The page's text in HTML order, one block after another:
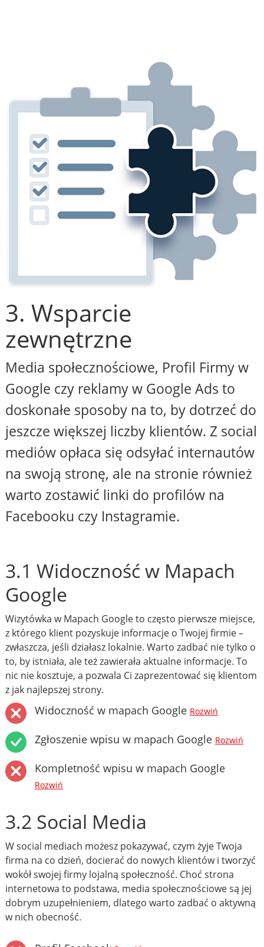
3. Wsparcie
zewnętrzne
Media społecznościowe, Profil Firmy w
Google czy reklamy w Google Ads to
doskonałe sposoby na to, by dotrzeć do
jeszcze większej liczby klientów. Z social
mediów opłaca się odsyłać internautów
na swoją stronę, ale na stronie również
warto zostawić linki do profilów na
Facebooku czy Instagramie.
3.1 Widoczność w Mapach
Google
Wizytówka w Mapach Google to często pierwsze miejsce,
z którego klient pozyskuje informacje o Twojej firmie –
zwłaszcza, jeśli działasz lokalnie. Warto zadbać nie tylko o
to, by istniała, ale też zawierała aktualne informacje. To
nic nie kosztuje, a pozwala Ci zaprezentować się klientom
z jak najlepszej strony.
Widoczność w mapach Google Rozwiń
Zgłoszenie wpisu w mapach Google Rozwiń
Kompletność wpisu w mapach Google
Rozwiń
3.2 Social Media
W social mediach możesz pokazywać, czym żyje Twoja
firma na co dzień, docierać do nowych klientów i tworzyć
wokół swojej firmy lojalną społeczność. Choć strona
internetowa to podstawa, media społecznościowe są jej
dobrym uzupełnieniem, dlatego warto zadbać o aktywną
w nich obecność.